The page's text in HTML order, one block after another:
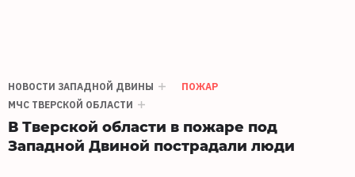
НОВОСТИ ЗАПАДНОЙ ДВИНЫ
ПОЖАР
МЧС ТВЕРСКОЙ ОБЛАСТИ
В Тверской области в пожаре под
Западной Двиной пострадали люди